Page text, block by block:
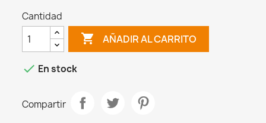
Cantidad
 AÑADIR AL CARRITO
 En stock
Compartir